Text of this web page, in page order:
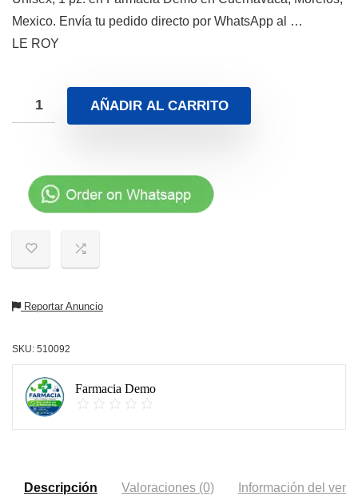
Mexico. Envía tu pedido directo por WhatsApp al …
LE ROY
AÑADIR AL CARRITO
Reportar Anuncio
SKU: 510092
Farmacia Demo
Descripción Valoraciones (0) Información del